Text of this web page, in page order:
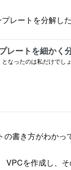
レートを分解し
書き方がわかっ
VPCを作成し、